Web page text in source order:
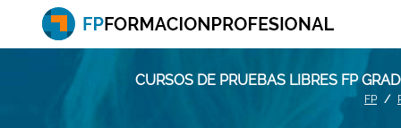
CURSOS DE PRUEBAS LIBRES FP
FP